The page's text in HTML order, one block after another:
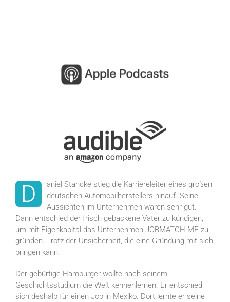
D
aniel Stancke stieg die Karriereleiter eines großen
deutschen Automobilherstellers hinauf. Seine
Aussichten im Unternehmen waren sehr gut.
Dann entschied der frisch gebackene Vater zu kündigen,
um mit Eigenkapital das Unternehmen JOBMATCH.ME zu
gründen. Trotz der Unsicherheit, die eine Gründung mit sich
bringen kann.
Der gebürtige Hamburger wollte nach seinem
Geschichtsstudium die Welt kennenlernen. Er entschied
sich deshalb für einen Job in Mexiko. Dort lernte er seine